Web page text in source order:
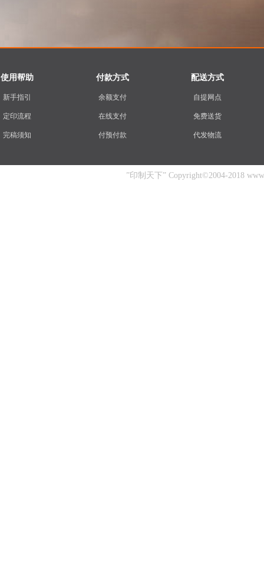
使用帮助
新手指引
定印流程
完稿须知
付款方式
余额支付
在线支付
付预付款
配送方式
自提网点
免费送货
代发物流
”印制天下” Copyright©2004-2018